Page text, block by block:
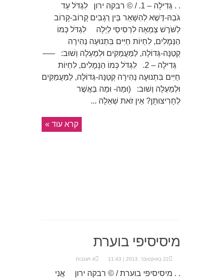
. . גְּדִילָה – 1. / © רבקה ירון לִגְדֹּל עַד
גֹּבַהּ-דֶּשֶׁא לְהִשָּׁאֵר בֵּין רְגָבִים קָרוֹב-קָרוֹב
לַשֹּׁרֶשׁ צְמֵאָה לִרְסִיסֵי לַיְלָה לִגְדֹּל כְּמוֹ
הַנְּמָלִים, לִחְיוֹת חַיִּים בִּתְנוּעָה נְהִירָה
קְטַנָּה-גְּדוֹלָה, לַמַּעֲמַקִּים וּלְמַעְלָה וְשׁוּב: —–
גְּדִילָה – 2. לִגְדֹּל כְּמוֹ הַנְּמָלִים, לִחְיוֹת
חַיִּים בִּתְנוּעָה נְהִירָה קְטַנָּה-גְּדוֹלָה, לַמַּעֲמַקִּים
וּלְמַעְלָה וְשׁוּב: (וּמַה- וּמַה בַּאֲשֶׁר
לְחָרִיצוּתָן? אֵין זֹאת שְׁאֵלָה ...
קרא עוד »
מיסיסיפי בוערת
22 באוקטובר, 2013 | 11:43 4 תגובות
. . מיסיסיפי בוערת / © רבקה ירון אֲנִי